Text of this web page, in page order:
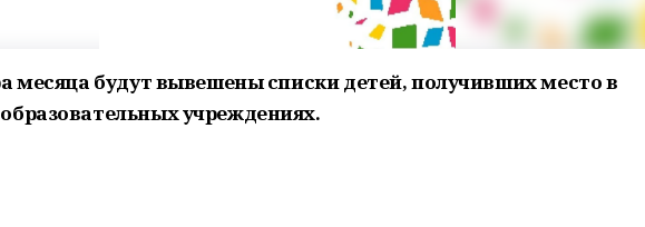
месяца будут вывешены списки детей, получивших место в
учреждениях.